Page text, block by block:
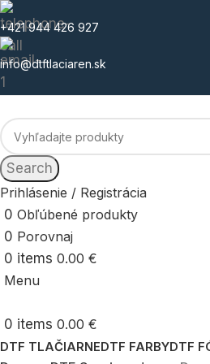
+421 944 426 927
info@dtftlaciaren.sk
Search
Prihlásenie / Registrácia
0 Obľúbené produkty
0 Porovnaj
0 items 0.00 €
Menu
0 items 0.00 €
DTF TLAČIARNEDTF FARBYDTF